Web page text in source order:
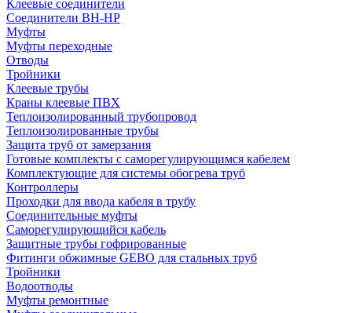
Клеевые соединители
Соединители ВН-НР
Муфты
Муфты переходные
Отводы
Тройники
Клеевые трубы
Краны клеевые ПВХ
Теплоизолированный трубопровод
Теплоизолированные трубы
Защита труб от замерзания
Готовые комплекты с саморегулирующимся кабелем
Комплектующие для системы обогрева труб
Контроллеры
Проходки для ввода кабеля в трубу
Соединительные муфты
Саморегулирующийся кабель
Защитные трубы гофрированные
Фитинги обжимные GEBO для стальных труб
Тройники
Водоотводы
Муфты ремонтные